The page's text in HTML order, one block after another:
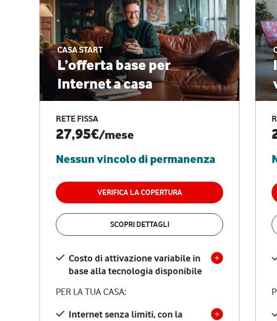
CASA START
L’offerta base per
Internet a casa
RETE FISSA
27,95€/mese
Nessun vincolo di permanenza
VERIFICA LA COPERTURA
SCOPRI DETTAGLI
Costo di attivazione variabile in
base alla tecnologia disponibile
PER LA TUA CASA:
Internet senza limiti, con la